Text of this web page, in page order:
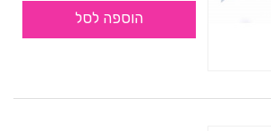
הוספה לסל